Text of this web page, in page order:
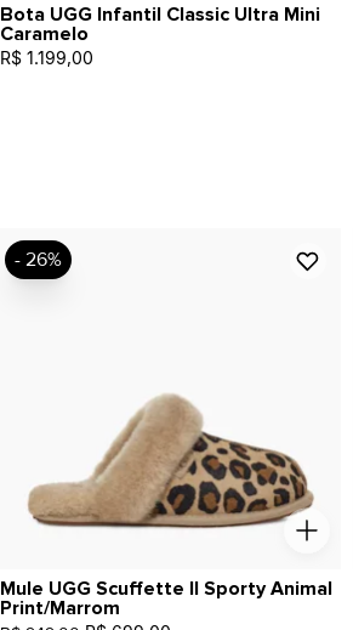
Bota UGG Infantil Classic Ultra Mini
Caramelo
R$ 1.199,00
Mule UGG Scuffette II Sporty Animal
Print/Marrom
- 26%